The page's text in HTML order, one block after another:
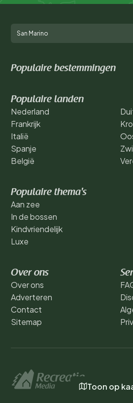
Toon op
San Marino
Populaire bestemmingen
Populaire landen
Nederland
Frankrijk
Italië
Spanje
België
Populaire thema's
Aan zee
In de bossen
Kindvriendelijk
Luxe
Over ons
Over ons
Adverteren
Contact
Sitemap